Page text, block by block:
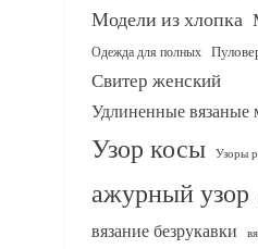
Модели из хлопка
Одежда для полных
Свитер женский
Удлиненные вязаные
Узор косы Узоры
ажурный узор
вязание безрукавки